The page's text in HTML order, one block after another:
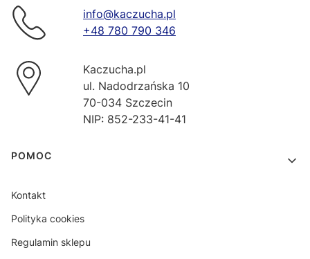
info@kaczucha.pl
+48 780 790 346
Kaczucha.pl
ul. Nadodrzańska 10
70-034 Szczecin
NIP: 852-233-41-41
Linki w stopce
POMOC
Kontakt
Polityka cookies
Regulamin sklepu